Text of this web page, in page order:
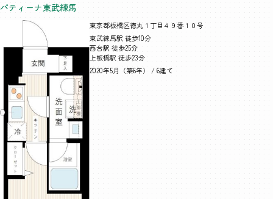
パティーナ東武練馬
東京都板橋区徳丸１丁目４９番１０号
東武練馬駅 徒歩10分
西台駅 徒歩25分
上板橋駅 徒歩23分
2020年5月（築6年） / 6建て